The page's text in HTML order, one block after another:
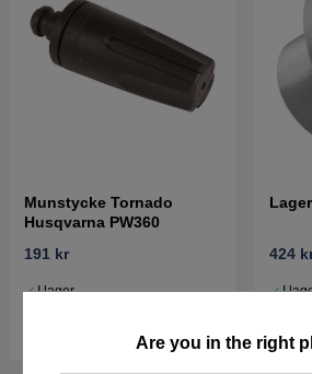
Are you in the right
Munstycke Tornado
Husqvarna PW360
191 kr
I lager
424
I